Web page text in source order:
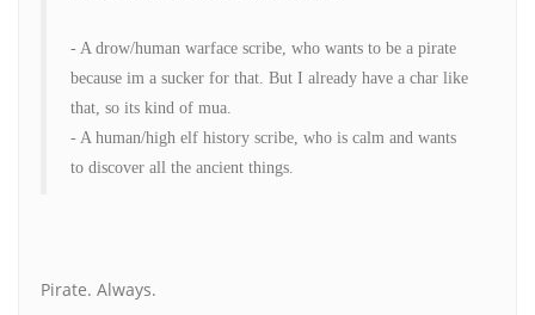
- A drow/human warface scribe, who wants to be a pirate
because im a sucker for that. But I already have a char like
that, so its kind of mua.
- A human/high elf history scribe, who is calm and wants
to discover all the ancient things.
Pirate. Always.